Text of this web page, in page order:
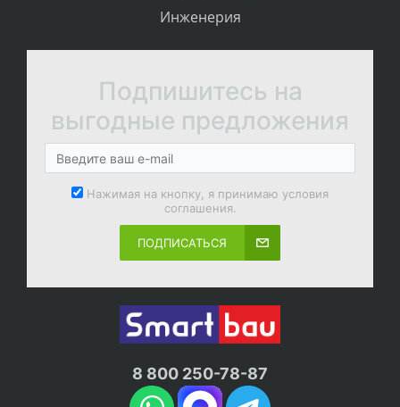
Инженерия
Подпишитесь на
выгодные предложения
Нажимая на кнопку, я принимаю условия
соглашения.
ПОДПИСАТЬСЯ
8 800 250-78-87